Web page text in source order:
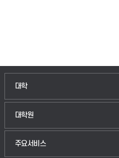
대학
인문융합공공인재학부
법경영학부
대학원
일반대학원
산업대학원
주요서비스
입학안내